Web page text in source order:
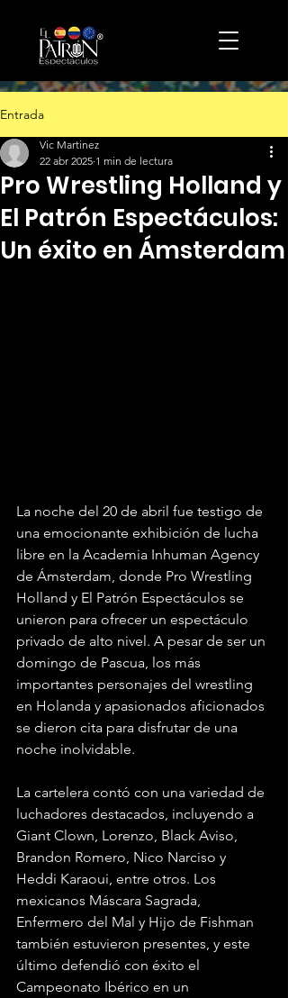
Entrada
Pro Wrestling Holland y
El Patrón Espectáculos:
Un éxito en Ámsterdam
Vic Martinez
22 abr 2025 1 min de lectura
La noche del 20 de abril fue testigo de
una emocionante exhibición de lucha
libre en la Academia Inhuman Agency
de Ámsterdam, donde Pro Wrestling
Holland y El Patrón Espectáculos se
unieron para ofrecer un espectáculo
privado de alto nivel. A pesar de ser un
domingo de Pascua, los más
importantes personajes del wrestling
en Holanda y apasionados aficionados
se dieron cita para disfrutar de una
noche inolvidable.
La cartelera contó con una variedad de
luchadores destacados, incluyendo a
Giant Clown, Lorenzo, Black Aviso,
Brandon Romero, Nico Narciso y
Heddi Karaoui, entre otros. Los
mexicanos Máscara Sagrada,
Enfermero del Mal y Hijo de Fishman
también estuvieron presentes, y este
último defendió con éxito el
Campeonato Ibérico en un